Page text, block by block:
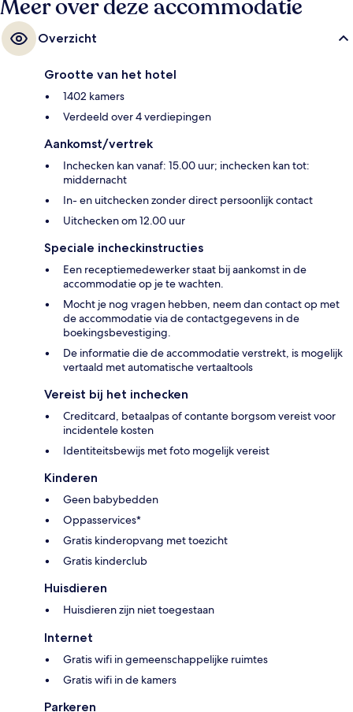
Meer over deze accommodatie
Overzicht
Grootte van het hotel
1402 kamers
Verdeeld over 4 verdiepingen
Aankomst/vertrek
Inchecken kan vanaf: 15.00 uur; inchecken kan tot:
middernacht
In- en uitchecken zonder direct persoonlijk contact
Uitchecken om 12.00 uur
Speciale incheckinstructies
Een receptiemedewerker staat bij aankomst in de
accommodatie op je te wachten.
Mocht je nog vragen hebben, neem dan contact op met
de accommodatie via de contactgegevens in de
boekingsbevestiging.
De informatie die de accommodatie verstrekt, is mogelijk
vertaald met automatische vertaaltools
Vereist bij het inchecken
Creditcard, betaalpas of contante borgsom vereist voor
incidentele kosten
Identiteitsbewijs met foto mogelijk vereist
Kinderen
Geen babybedden
Oppasservices*
Gratis kinderopvang met toezicht
Gratis kinderclub
Huisdieren
Huisdieren zijn niet toegestaan
Internet
Gratis wifi in gemeenschappelijke ruimtes
Gratis wifi in de kamers
Parkeren